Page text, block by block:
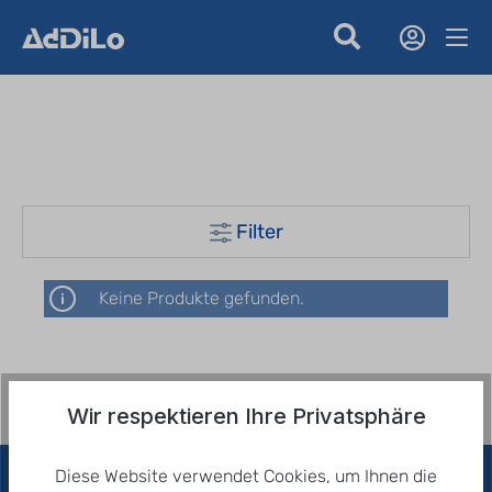
Filter
Keine Produkte gefunden.
Wir respektieren Ihre Privatsphäre
Diese Website verwendet Cookies, um Ihnen die